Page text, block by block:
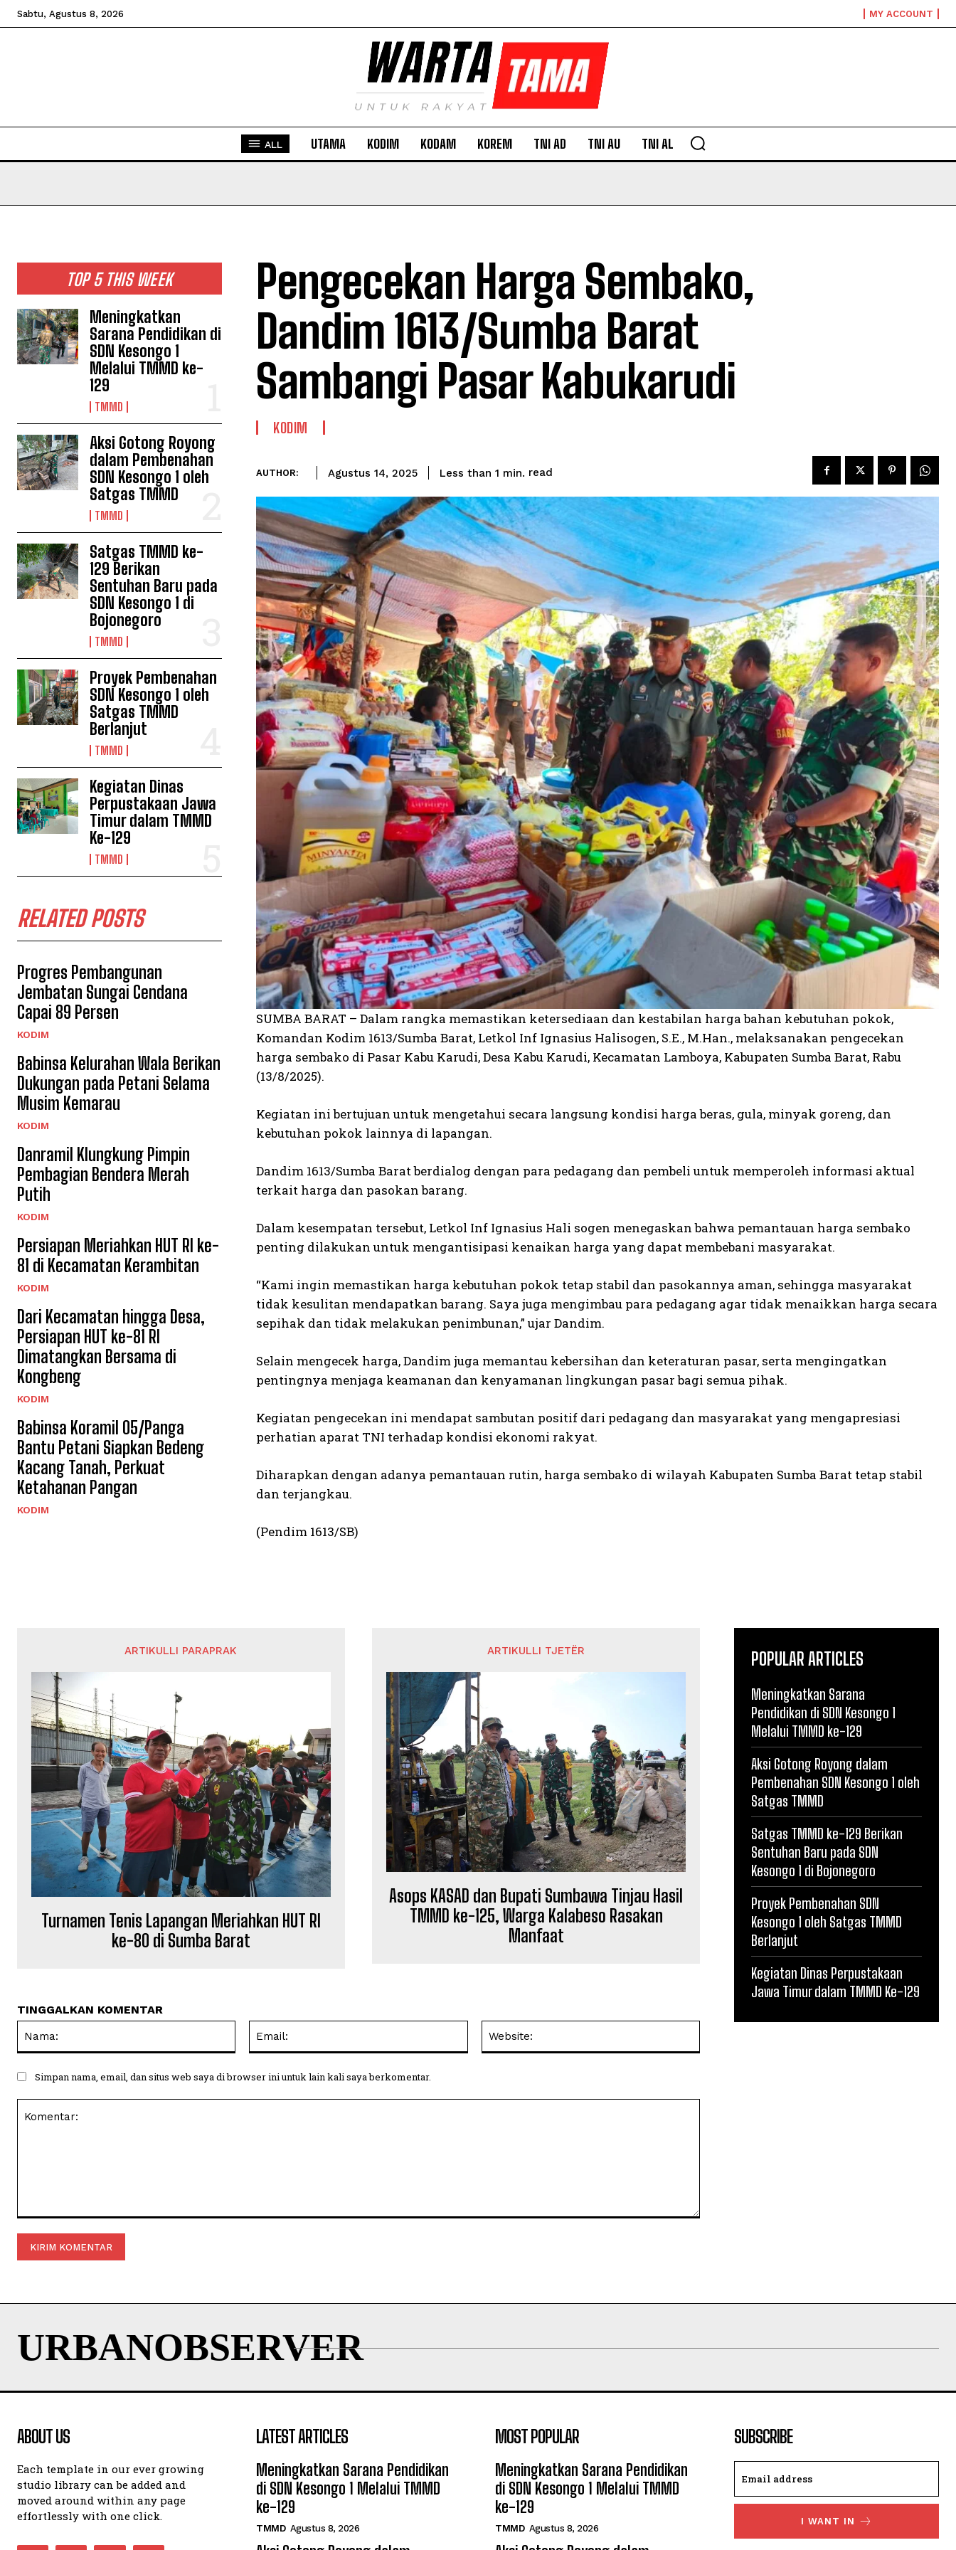
Sabtu, Agustus 8, 2026 MY ACCOUNT
ALL UTAMA KODIM KODAM KOREM TNI AD TNI AU TNI AL
TOP 5 THIS WEEK
Meningkatkan
Sarana Pendidikan di
SDN Kesongo 1
Melalui TMMD ke-
129
TMMD
Aksi Gotong Royong
dalam Pembenahan
SDN Kesongo 1 oleh
Satgas TMMD
TMMD
Satgas TMMD ke-
129 Berikan
Sentuhan Baru pada
SDN Kesongo 1 di
Bojonegoro
TMMD
Proyek Pembenahan
SDN Kesongo 1 oleh
Satgas TMMD
Berlanjut
TMMD
Kegiatan Dinas
Perpustakaan Jawa
Timur dalam TMMD
Ke-129
TMMD
RELATED POSTS
Progres Pembangunan
Jembatan Sungai Cendana
Capai 89 Persen
KODIM
Babinsa Kelurahan Wala Berikan
Dukungan pada Petani Selama
Musim Kemarau
KODIM
Danramil Klungkung Pimpin
Pembagian Bendera Merah
Putih
KODIM
Persiapan Meriahkan HUT RI ke-
81 di Kecamatan Kerambitan
KODIM
Dari Kecamatan hingga Desa,
Persiapan HUT ke-81 RI
Dimatangkan Bersama di
Kongbeng
KODIM
Babinsa Koramil 05/Panga
Bantu Petani Siapkan Bedeng
Kacang Tanah, Perkuat
Ketahanan Pangan
KODIM
Pengecekan Harga Sembako,
Dandim 1613/Sumba Barat
Sambangi Pasar Kabukarudi
KODIM
AUTHOR: Agustus 14, 2025 Less than 1 min. read
SUMBA BARAT – Dalam rangka memastikan ketersediaan dan kestabilan harga bahan kebutuhan pokok,
Komandan Kodim 1613/Sumba Barat, Letkol Inf Ignasius Halisogen, S.E., M.Han., melaksanakan pengecekan
harga sembako di Pasar Kabu Karudi, Desa Kabu Karudi, Kecamatan Lamboya, Kabupaten Sumba Barat, Rabu
(13/8/2025).
Kegiatan ini bertujuan untuk mengetahui secara langsung kondisi harga beras, gula, minyak goreng, dan
kebutuhan pokok lainnya di lapangan.
Dandim 1613/Sumba Barat berdialog dengan para pedagang dan pembeli untuk memperoleh informasi aktual
terkait harga dan pasokan barang.
Dalam kesempatan tersebut, Letkol Inf Ignasius Hali sogen menegaskan bahwa pemantauan harga sembako
penting dilakukan untuk mengantisipasi kenaikan harga yang dapat membebani masyarakat.
“Kami ingin memastikan harga kebutuhan pokok tetap stabil dan pasokannya aman, sehingga masyarakat
tidak kesulitan mendapatkan barang. Saya juga mengimbau para pedagang agar tidak menaikkan harga secara
sepihak dan tidak melakukan penimbunan,” ujar Dandim.
Selain mengecek harga, Dandim juga memantau kebersihan dan keteraturan pasar, serta mengingatkan
pentingnya menjaga keamanan dan kenyamanan lingkungan pasar bagi semua pihak.
Kegiatan pengecekan ini mendapat sambutan positif dari pedagang dan masyarakat yang mengapresiasi
perhatian aparat TNI terhadap kondisi ekonomi rakyat.
Diharapkan dengan adanya pemantauan rutin, harga sembako di wilayah Kabupaten Sumba Barat tetap stabil
dan terjangkau.
(Pendim 1613/SB)
ARTIKULLI PARAPRAK
Turnamen Tenis Lapangan Meriahkan HUT RI
ke-80 di Sumba Barat
ARTIKULLI TJETËR
Asops KASAD dan Bupati Sumbawa Tinjau Hasil
TMMD ke-125, Warga Kalabeso Rasakan
Manfaat
TINGGALKAN KOMENTAR
Simpan nama, email, dan situs web saya di browser ini untuk lain kali saya berkomentar.
POPULAR ARTICLES
Meningkatkan Sarana
Pendidikan di SDN Kesongo 1
Melalui TMMD ke-129
Aksi Gotong Royong dalam
Pembenahan SDN Kesongo 1 oleh
Satgas TMMD
Satgas TMMD ke-129 Berikan
Sentuhan Baru pada SDN
Kesongo 1 di Bojonegoro
Proyek Pembenahan SDN
Kesongo 1 oleh Satgas TMMD
Berlanjut
Kegiatan Dinas Perpustakaan
Jawa Timur dalam TMMD Ke-129
URBANOBSERVER
ABOUT US
Each template in our ever growing
studio library can be added and
moved around within any page
effortlessly with one click.
LATEST ARTICLES
Meningkatkan Sarana Pendidikan
di SDN Kesongo 1 Melalui TMMD
ke-129
TMMD Agustus 8, 2026
MOST POPULAR
Meningkatkan Sarana Pendidikan
di SDN Kesongo 1 Melalui TMMD
ke-129
TMMD Agustus 8, 2026
SUBSCRIBE
I WANT IN